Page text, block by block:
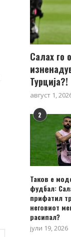
Салах го
Турција?!
август 1,
2
Таков е
фудбал:
прифатил
неговиот
расипал?
јули 19, 2026